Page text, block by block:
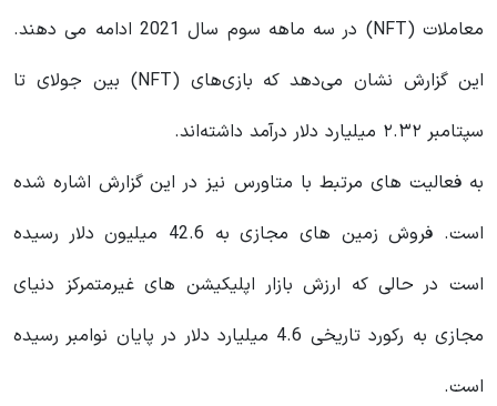
معاملات (NFT) در سه ماهه سوم سال 2021 ادامه می دهند.
این گزارش نشان می‌دهد که بازی‌های (NFT) بین جولای تا
سپتامبر ۲.۳۲ میلیارد دلار درآمد داشته‌اند.
به فعالیت های مرتبط با متاورس نیز در این گزارش اشاره شده
است. فروش زمین های مجازی به 42.6 میلیون دلار رسیده
است در حالی که ارزش بازار اپلیکیشن های غیرمتمرکز دنیای
مجازی به رکورد تاریخی 4.6 میلیارد دلار در پایان نوامبر رسیده
است.